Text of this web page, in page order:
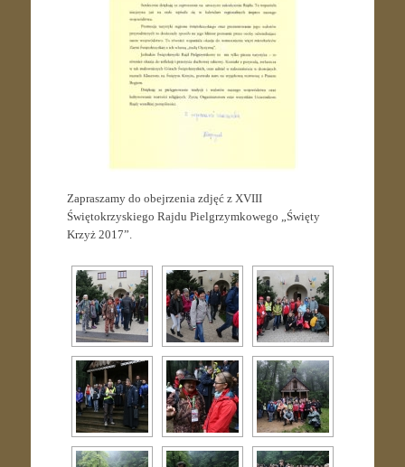
Zapraszamy do obejrzenia zdjęć z XVIII
Świętokrzyskiego Rajdu Pielgrzymkowego „Święty
Krzyż 2017”.